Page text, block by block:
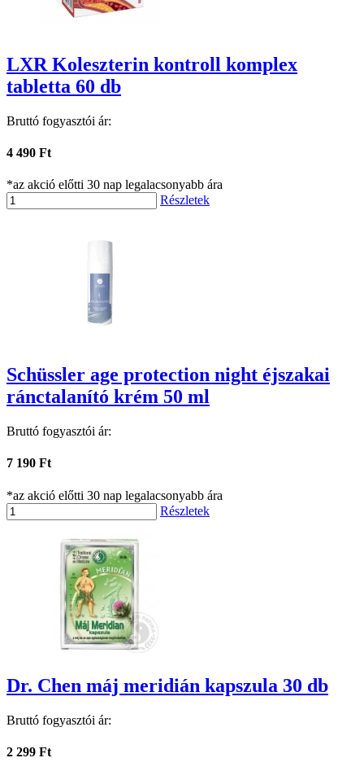
LXR Koleszterin kontroll komplex
tabletta 60 db
Bruttó fogyasztói ár:
4 490 Ft
*az akció előtti 30 nap legalacsonyabb ára
Részletek
Schüssler age protection night éjszakai
ránctalanító krém 50 ml
Bruttó fogyasztói ár:
7 190 Ft
*az akció előtti 30 nap legalacsonyabb ára
Részletek
Dr. Chen máj meridián kapszula 30 db
Bruttó fogyasztói ár:
2 299 Ft